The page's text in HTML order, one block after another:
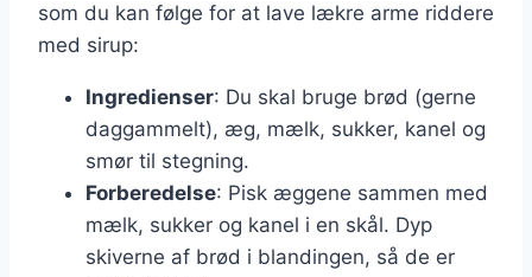
som du kan følge for at lave lækre arme riddere
med sirup:
Ingredienser: Du skal bruge brød (gerne
daggammelt), æg, mælk, sukker, kanel og
smør til stegning.
Forberedelse: Pisk æggene sammen med
mælk, sukker og kanel i en skål. Dyp
skiverne af brød i blandingen, så de er